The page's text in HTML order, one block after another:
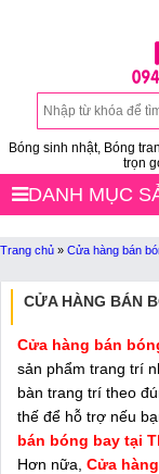
Bóng sinh nhật, Bóng
trọn
DANH MỤC
Trang chủ » Cửa hàng bán
CỬA HÀNG BÁN
Cửa hàng bán
sản phẩm trang trí
bàn trang trí theo
thế để hỗ trợ nếu
bán bóng bay tại
Hơn nữa, Cửa